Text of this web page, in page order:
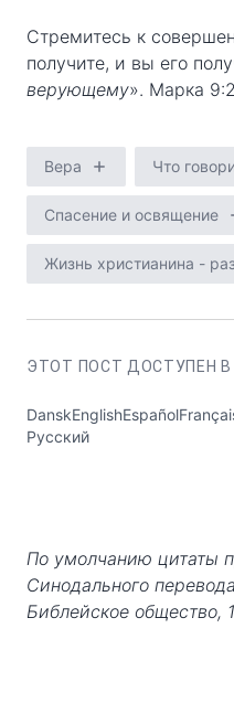
Стремитесь к
получите, и вы его
верующему». Марка
Вера Что
Спасение и освящение
Жизнь христианина -
ЭТОТ ПОСТ ДОСТУПЕН В
Русский
По умолчанию цитаты
Синодального
Библейское общество,